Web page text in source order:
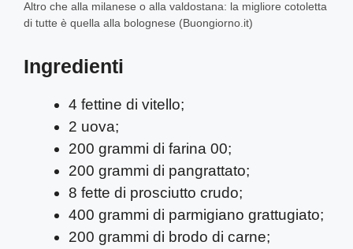
Altro che alla milanese o alla valdostana: la migliore cotoletta
di tutte è quella alla bolognese (Buongiorno.it)
Ingredienti
4 fettine di vitello;
2 uova;
200 grammi di farina 00;
200 grammi di pangrattato;
8 fette di prosciutto crudo;
400 grammi di parmigiano grattugiato;
200 grammi di brodo di carne;